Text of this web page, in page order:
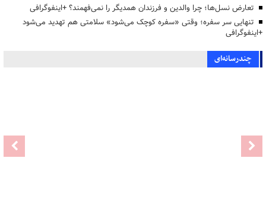
تعارض نسل‌ها؛ چرا والدین و فرزندان همدیگر را نمی‌فهمند؟ +اینفوگرافی
تنهایی سر سفره؛ وقتی «سفره کوچک می‌شود» سلامتی هم تهدید می‌شود
+اینفوگرافی
چندرسانه‌ای